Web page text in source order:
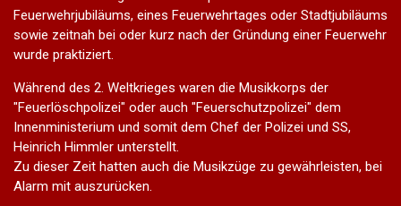
Feuerwehrjubiläums, eines Feuerwehrtages oder Stadtjubiläums
sowie zeitnah bei oder kurz nach der Gründung einer Feuerwehr
wurde praktiziert.
Während des 2. Weltkrieges waren die Musikkorps der
"Feuerlöschpolizei" oder auch "Feuerschutzpolizei" dem
Innenministerium und somit dem Chef der Polizei und SS,
Heinrich Himmler unterstellt.
Zu dieser Zeit hatten auch die Musikzüge zu gewährleisten, bei
Alarm mit auszurücken.